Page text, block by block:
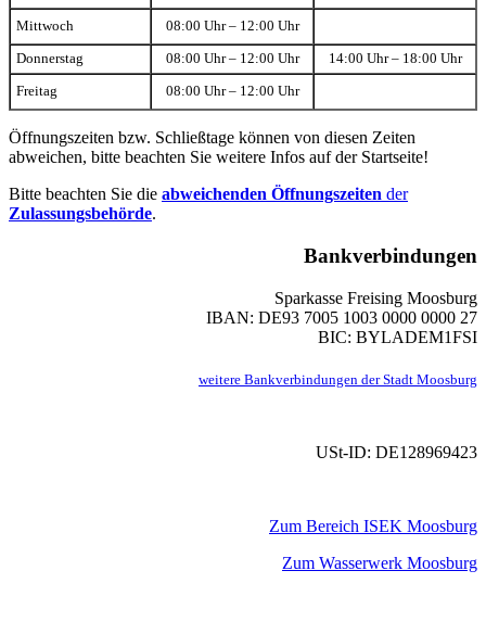
Mittwoch 08:00 Uhr – 12:00 Uhr
Donnerstag 08:00 Uhr – 12:00 Uhr 14:00 Uhr – 18:00 Uhr
Freitag 08:00 Uhr – 12:00 Uhr
Öffnungszeiten bzw. Schließtage können von diesen Zeiten
abweichen, bitte beachten Sie weitere Infos auf der Startseite!
Bitte beachten Sie die abweichenden Öffnungszeiten der
Zulassungsbehörde.
Bankverbindungen
Sparkasse Freising Moosburg
IBAN: DE93 7005 1003 0000 0000 27
BIC: BYLADEM1FSI
weitere Bankverbindungen der Stadt Moosburg
USt-ID: DE128969423
Zum Bereich ISEK Moosburg
Zum Wasserwerk Moosburg